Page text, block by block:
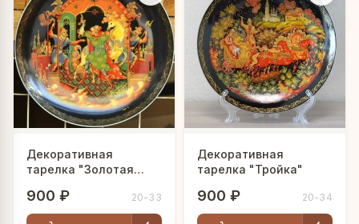
Декоративная
тарелка "Золотая
900 ₽ 20-33
Декоративная
тарелка "Тройка"
900 ₽ 20-34